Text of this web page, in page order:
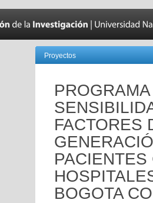
Proyectos
FACTORES
BOGOTA